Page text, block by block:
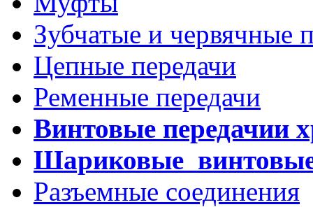
Зубчатые и червячные
Цепные передачи
Ременные передачи
Винтовые передачии
Шариковые
Разъемные соединения